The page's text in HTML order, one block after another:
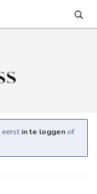
eerst in te loggen of